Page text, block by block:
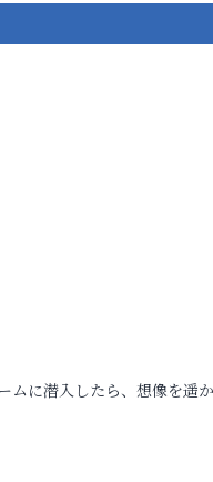
に潜入したら、想像を遥